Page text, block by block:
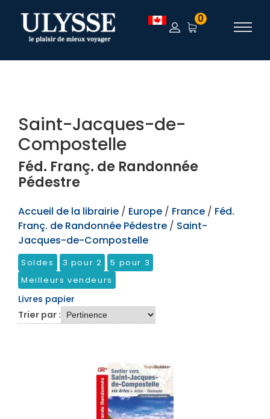
TEST 0
Saint-Jacques-de-
Compostelle
Féd. Franç. de Randonnée
Pédestre
Accueil de la librairie / Europe / France / Féd.
Franç. de Randonnée Pédestre / Saint-
Jacques-de-Compostelle
Soldes 3 pour 2
5 pour 3
Meilleurs vendeurs
Livres papier
Trier par :